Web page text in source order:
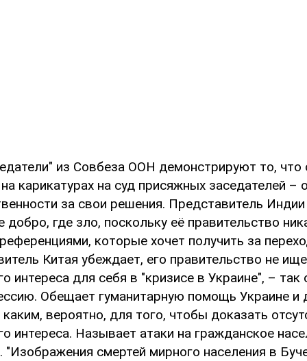
из Совбеза ООН демонстрируют то, что
карикатурах на суд присяжных заседателей –
за свои решения. Представитель Индии
добро, где зло, поскольку её правительство
которые хочет получить за
Китая убеждает, его правительство не
интереса для себя в "кризисе в Украине", – так
Обещает гуманитарную помощь Украине и
вероятно, для того, чтобы доказать
интереса. Называет атаки на гражданское
смертей мирного населения в